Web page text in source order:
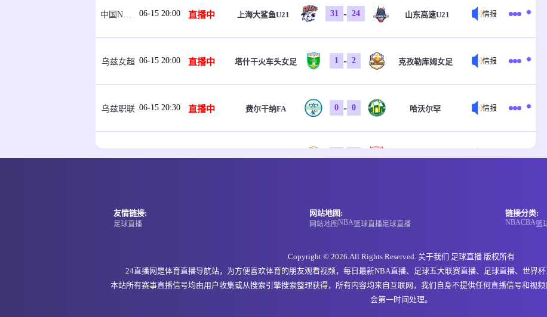
中国NBL U21 06-15 20:00 直播中 上海大鲨鱼U21 31 - 24 山东高速U21 情报
乌兹女超 06-15 20:00 直播中 塔什干火车头女足 1 - 2 克孜勒库姆女足 情报
乌兹职联 06-15 20:30 直播中 费尔干纳FA 0 - 0 哈沃尔罕 情报
坦桑超 即将开始
NIGD银行
友情链接:
足球直播
网站地图:
网站地图NBA篮球直播足球直播
链接分类:
NBACBA篮
Copyright © 2026.All Rights Reserved. 关于我们 足球直播 版权所有
24直播网是体育直播导航站，为方便喜欢体育的朋友观看视频，每日最新NBA直播、足球五大联赛直播、足球直播、世界杯
本站所有赛事直播信号均由用户收集或从搜索引擎搜索整理获得，所有内容均来自互联网，我们自身不提供任何直播信号和视
会第一时间处理。